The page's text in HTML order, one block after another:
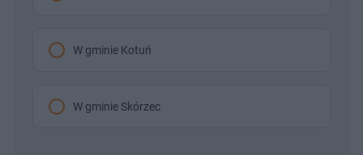
W gminie Kotuń
W gminie Skórzec